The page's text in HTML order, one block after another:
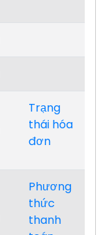
Trạng
thái hóa
đơn
Phương
thức
thanh